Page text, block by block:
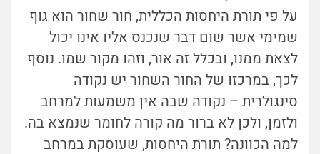
על פי תורת היחסות הכללית, חור שחור הוא גוף
שמימי אשר שום דבר שנכנס אליו אינו יכול
לצאת ממנו, ובכלל זה אור, וזהו מקור שמו. נוסף
לכך, במרכזו של החור השחור יש נקודה
סינגולרית – נקודה שבה אין משמעות למרחב
ולזמן, ולכן לא ברור מה קורה לחומר שנמצא בה.
למה הכוונה? תורת היחסות, שעוסקת במרחב